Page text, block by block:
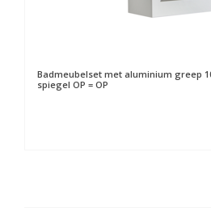
Badmeubelset met aluminium greep
spiegel OP = OP